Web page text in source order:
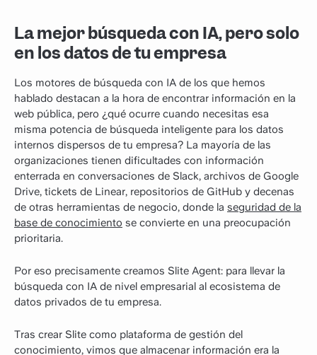
La mejor búsqueda con IA, pero solo
en los datos de tu empresa
Los motores de búsqueda con IA de los que hemos
hablado destacan a la hora de encontrar información en la
web pública, pero ¿qué ocurre cuando necesitas esa
misma potencia de búsqueda inteligente para los datos
internos dispersos de tu empresa? La mayoría de las
organizaciones tienen dificultades con información
enterrada en conversaciones de Slack, archivos de Google
Drive, tickets de Linear, repositorios de GitHub y decenas
de otras herramientas de negocio, donde la seguridad de la
base de conocimiento se convierte en una preocupación
prioritaria.
Por eso precisamente creamos Slite Agent: para llevar la
búsqueda con IA de nivel empresarial al ecosistema de
datos privados de tu empresa.
Tras crear Slite como plataforma de gestión del
conocimiento, vimos que almacenar información era la